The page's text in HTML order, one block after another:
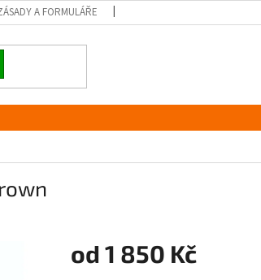
A FORMULÁŘE
od 1 850 Kč